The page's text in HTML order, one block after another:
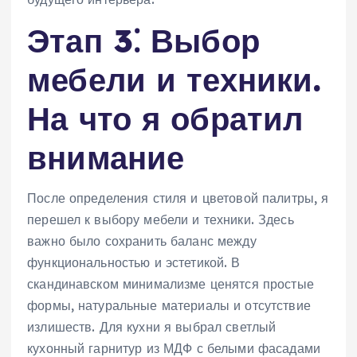
Этап 3⁚ Выбор
мебели и техники.
На что я обратил
внимание
После определения стиля и цветовой палитры, я
перешел к выбору мебели и техники. Здесь
важно было сохранить баланс между
функциональностью и эстетикой. В
скандинавском минимализме ценятся простые
формы, натуральные материалы и отсутствие
излишеств. Для кухни я выбрал светлый
кухонный гарнитур из МДФ с белыми фасадами